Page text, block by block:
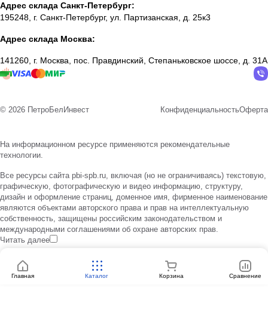
Адрес склада Санкт-Петербург:
195248, г. Санкт-Петербург, ул. Партизанская, д. 25к3
Адрес склада Москва:
141260, г. Москва, пос. Правдинский, Степаньковское шоссе, д. 31А
© 2026 ПетроБелИнвест КонфиденциальностьОферта
На информационном ресурсе применяются рекомендательные
технологии.
Все ресурсы сайта pbi-spb.ru, включая (но не ограничиваясь) текстовую,
графическую, фотографическую и видео информацию, структуру,
дизайн и оформление страниц, доменное имя, фирменное наименование
являются объектами авторского права и прав на интеллектуальную
собственность, защищены российским законодательством и
международными соглашениями об охране авторских прав.
Читать далее
Главная Каталог Корзина Сравнение